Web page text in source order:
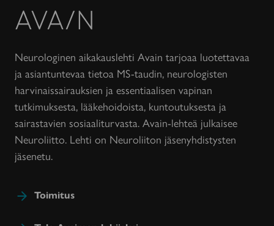
Avain-
lehti
Neurologinen aikakauslehti Avain tarjoaa luotettavaa
ja asiantuntevaa tietoa MS-taudin, neurologisten
harvinaissairauksien ja essentiaalisen vapinan
tutkimuksesta, lääkehoidoista, kuntoutuksesta ja
sairastavien sosiaaliturvasta. Avain-lehteä julkaisee
Neuroliitto. Lehti on Neuroliiton jäsenyhdistysten
jäsenetu.
Toimitus